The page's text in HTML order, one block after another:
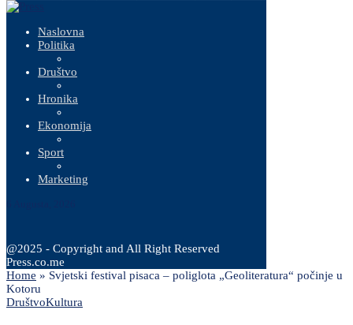
Naslovna
Politika
Društvo
Hronika
Ekonomija
Sport
Marketing
@2025 - Copyright and All Right Reserved
Press.co.me
Home » Svjetski festival pisaca – poliglota „Geoliteratura“ počinje u
Kotoru
DruštvoKultura